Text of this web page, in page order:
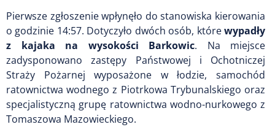
Pierwsze zgłoszenie wpłynęło do stanowiska kierowania
o godzinie 14:57. Dotyczyło dwóch osób, którewypadły
z kajaka na wysokości Barkowic. Na miejsce
zadysponowano zastępy Państwowej i Ochotniczej
Straży Pożarnej wyposażone w łodzie, samochód
ratownictwa wodnego z Piotrkowa Trybunalskiego oraz
specjalistyczną grupę ratownictwa wodno-nurkowego z
Tomaszowa Mazowieckiego.